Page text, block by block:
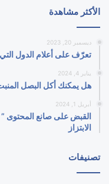
الأكثر مشاهدة
ديسمبر 20, 2023
تعرّف على أعلام الدول التي
يناير 4, 2024
هل يمكنك أكل البصل
أبريل 1, 2024
القبض على صانع المحتوى
الابتزاز
تصنيفات